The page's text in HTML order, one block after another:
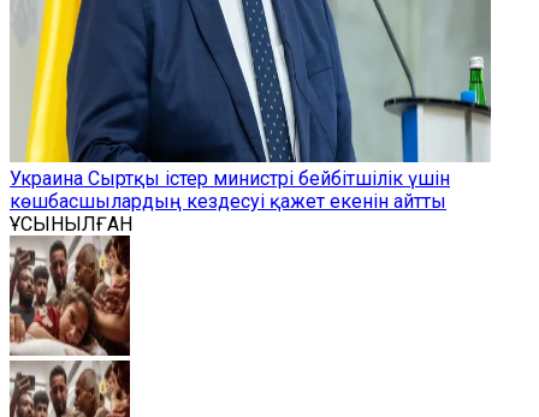
Украина Сыртқы істер министрі бейбітшілік үшін
көшбасшылардың кездесуі қажет екенін айтты
ҰСЫНЫЛҒАН